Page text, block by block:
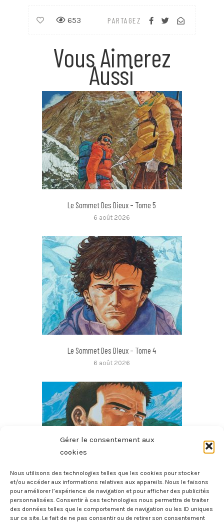
Gérer le consentement aux
cookies
Nous utilisons des technologies telles que les cookies pour stocker
et/ou accéder aux informations relatives aux appareils. Nous le faisons
pour améliorer l’expérience de navigation et pour afficher des publicités
personnalisées. Consentir à ces technologies nous permettra de traiter
des données telles que le comportement de navigation ou les ID uniques
sur ce site. Le fait de ne pas consentir ou de retirer son consentement
PARTAGEZ
653
Vous Aimerez
Aussi
Le Sommet Des Dieux – Tome 5
6 août 2026
Le Sommet Des Dieux – Tome 4
6 août 2026
Le Sommet Des Dieux – Tome 3
6 août 2026